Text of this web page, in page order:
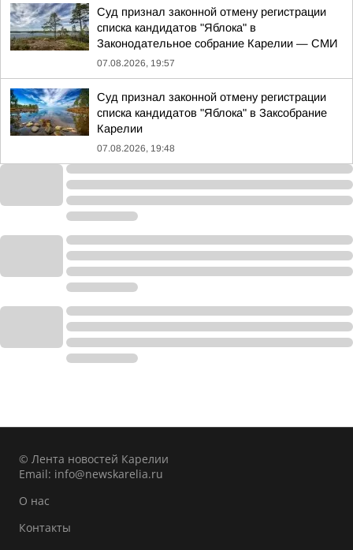
Суд признал законной отмену регистрации
списка кандидатов "Яблока" в
Законодательное собрание Карелии — СМИ
07.08.2026, 19:57
Суд признал законной отмену регистрации
списка кандидатов "Яблока" в Заксобрание
Карелии
07.08.2026, 19:48
© Лента новостей Карелии
Email: info@newskarelia.ru
О нас
Контакты